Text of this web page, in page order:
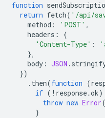
function
return fetch( '/api/
method : 'POST' ,
headers :
{
'Content-Type' :
},
body : JSON .
})
. then(function (
if ( ! response.ok)
throw new Error(
}